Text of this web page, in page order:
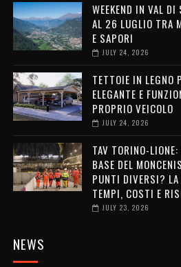
WEEKEND IN VAL
AL 26 LUGLIO TRA
E SAPORI
JULY 24, 2026
TETTOIE IN LEGNO
ELEGANTE E
PROPRIO VEICOLO
JULY 24, 2026
TAV TORINO-
BASE DEL
PUNTI DIVERSI? LA
TEMPI, COSTI E
JULY 23, 2026
NEWS